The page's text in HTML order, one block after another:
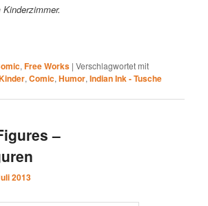
,Free Works |Verschlagwortet mit
,Comic,Humor,Indian Ink - Tusche
–
2013